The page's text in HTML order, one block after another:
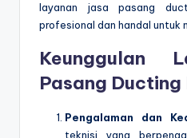
layanan jasa pasang
profesional dan handal untuk
Keunggulan
Pasang
Pengalaman dan
teknisi yang